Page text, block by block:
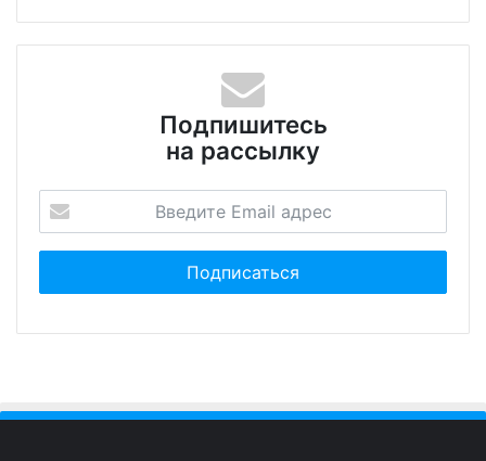
Подпишитесь
на рассылку